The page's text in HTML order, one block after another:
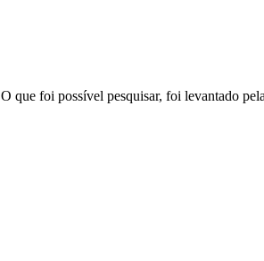
que foi possível pesquisar, foi levantado